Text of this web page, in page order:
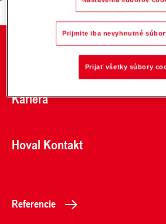
O spoločnosti
Kariéra
Hoval Kontakt
Referencie
Prijmite iba nevyhnutné
Prijať všetky súbory